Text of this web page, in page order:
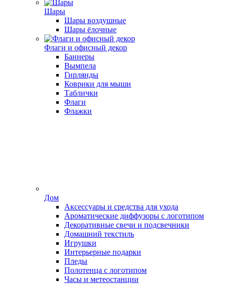
Шары
Шары воздушные
Шары ёлочные
Флаги и офисный декор
Баннеры
Вымпела
Гирлянды
Коврики для мыши
Таблички
Флаги
Флажки
Дом
Аксессуары и средства для ухода
Ароматические диффузоры с логотипом
Декоративные свечи и подсвечники
Домашний текстиль
Игрушки
Интерьерные подарки
Пледы
Полотенца с логотипом
Часы и метеостанции